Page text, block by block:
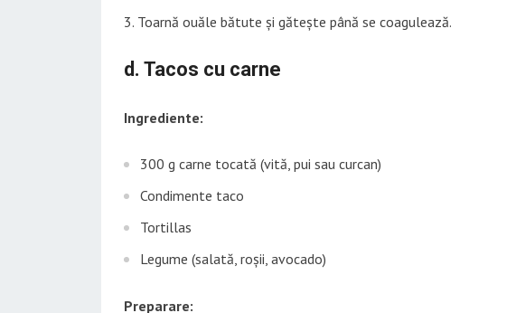
Toarnă ouăle bătute și gătește până se coagulează.
d. Tacos cu carne
Ingrediente:
300 g carne tocată (vită, pui sau curcan)
Condimente taco
Tortillas
Legume (salată, roșii, avocado)
Preparare: